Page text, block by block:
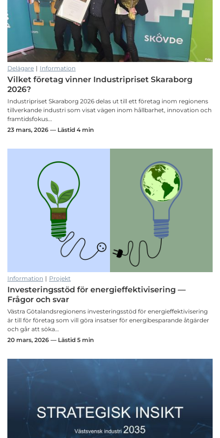
Delägare | Information
Vilket företag vinner Industripriset Skaraborg
2026?
Industripriset Skaraborg 2026 delas ut till ett företag inom regionens
tillverkande industri som visat vägen inom hållbarhet, innovation och
framtidsfokus…
23 mars, 2026 — Lästid 4 min
Information | Projekt
Investeringsstöd för energieffektivisering —
Frågor och svar
Västra Götalandsregionens investeringsstöd för energieffektivisering
är till för företag som vill göra insatser för energibesparande åtgärder
och går att söka…
20 mars, 2026 — Lästid 5 min